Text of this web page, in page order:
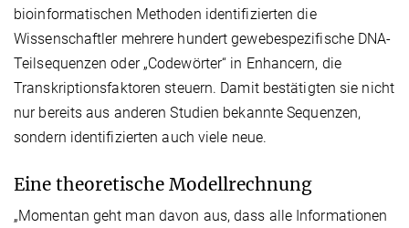
bioinformatischen Methoden identifizierten die
Wissenschaftler mehrere hundert gewebespezifische DNA-
Teilsequenzen oder „Codewörter“ in Enhancern, die
Transkriptionsfaktoren steuern. Damit bestätigten sie nicht
nur bereits aus anderen Studien bekannte Sequenzen,
sondern identifizierten auch viele neue.
Eine theoretische Modellrechnung
„Momentan geht man davon aus, dass alle Informationen